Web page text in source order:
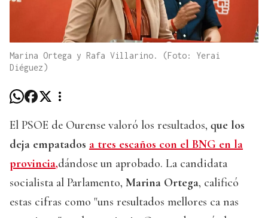
Marina Ortega y Rafa Villarino. (Foto: Yerai
Diéguez)
El PSOE de Ourense valoró los resultados, que los
deja empatados a tres escaños con el BNG en la
provincia,dándose un aprobado. La candidata
socialista al Parlamento, Marina Ortega, calificó
estas cifras como "uns resultados mellores ca nas